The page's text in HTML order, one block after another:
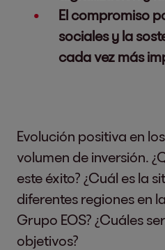
El compromiso
sociales y la
cada vez más
Evolución positiva en
volumen de inversión.
este éxito? ¿Cuál es la
diferentes regiones en
Grupo EOS? ¿Cuáles
objetivos?